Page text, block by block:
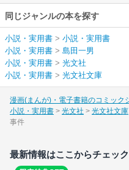
同じジャンルの本を探す
小説・実用書 > 小説・実用書
小説・実用書 > 島田一男
小説・実用書 > 光文社
小説・実用書 > 光文社文庫
漫画(まんが)・電子書籍のコミック
小説・実用書
光文社 光文社文庫
事件
最新情報はここからチェック